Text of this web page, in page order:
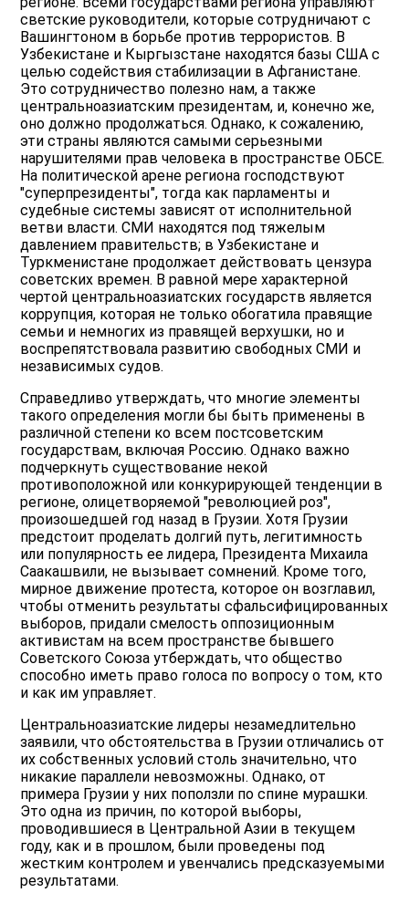
светские руководители, которые сотрудничают с
Вашингтоном в борьбе против террористов. В
Узбекистане и Кыргызстане находятся базы США с
целью содействия стабилизации в Афганистане.
Это сотрудничество полезно нам, а также
центральноазиатским президентам, и, конечно же,
оно должно продолжаться. Однако, к сожалению,
эти страны являются самыми серьезными
нарушителями прав человека в пространстве ОБСЕ.
На политической арене региона господствуют
"суперпрезиденты", тогда как парламенты и
судебные системы зависят от исполнительной
ветви власти. СМИ находятся под тяжелым
давлением правительств; в Узбекистане и
Туркменистане продолжает действовать цензура
советских времен. В равной мере характерной
чертой центральноазиатских государств является
коррупция, которая не только обогатила правящие
семьи и немногих из правящей верхушки, но и
воспрепятствовала развитию свободных СМИ и
независимых судов.
Справедливо утверждать, что многие элементы
такого определения могли бы быть применены в
различной степени ко всем постсоветским
государствам, включая Россию. Однако важно
подчеркнуть существование некой
противоположной или конкурирующей тенденции в
регионе, олицетворяемой "революцией роз",
произошедшей год назад в Грузии. Хотя Грузии
предстоит проделать долгий путь, легитимность
или популярность ее лидера, Президента Михаила
Саакашвили, не вызывает сомнений. Кроме того,
мирное движение протеста, которое он возглавил,
чтобы отменить результаты сфальсифицированных
выборов, придали смелость оппозиционным
активистам на всем пространстве бывшего
Советского Союза утберждать, что общество
способно иметь право голоса по вопросу о том, кто
и как им управляет.
Центральноазиатские лидеры незамедлительно
заявили, что обстоятельства в Грузии отличались от
их собственных условий столь значительно, что
никакие параллели невозможны. Однако, от
примера Грузии у них поползли по спине мурашки.
Это одна из причин, по которой выборы,
проводившиеся в Центральной Азии в текущем
году, как и в прошлом, были проведены под
жестким контролем и увенчались предсказуемыми
результатами.